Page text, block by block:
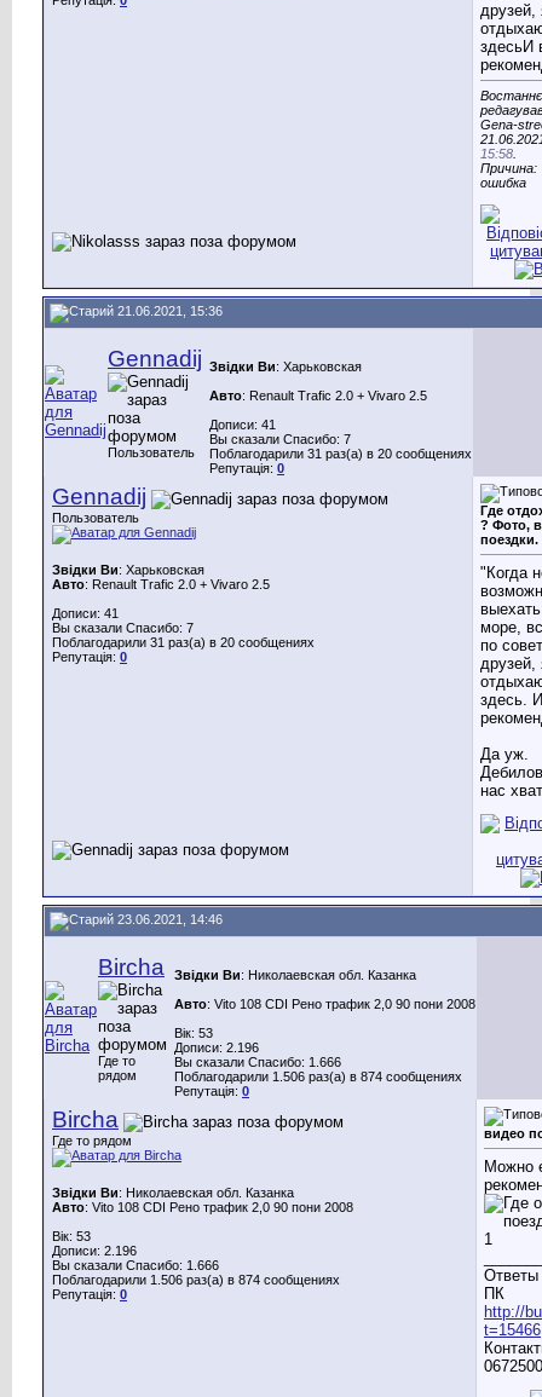
друзей,
здесьИ
Востаннє
Gena-
15:58
Причина:
ошибка
21.06.2021, 15:36
Gennadij
Пользователь
Звідки Ви: Харьковская
Авто: Renault Trafic 2.0 + Vivaro 2.5
Дописи: 41
Вы сказали Спасибо: 7
Поблагодарили 31 раз(а) в 20 сообщениях
Репутація: 0
Gennadij
Пользователь
Звідки Ви: Харьковская
Авто: Renault Trafic 2.0 + Vivaro 2.5
Дописи: 41
Вы сказали Спасибо: 7
Поблагодарили 31 раз(а) в 20 сообщениях
Репутація: 0
Где
? Фото,
поездки.
"Когда
море,
по
друзей,
здесь.
Да уж.
нас
23.06.2021, 14:46
Bircha
Где то
рядом
Звідки Ви: Николаевская обл. Казанка
Авто: Vito 108 CDI Рено трафик 2,0 90 пони 2008
Вік: 53
Дописи: 2.196
Вы сказали Спасибо: 1.666
Поблагодарили 1.506 раз(а) в 874 сообщениях
Репутація: 0
Bircha
Где то рядом
Звідки Ви: Николаевская обл. Казанка
Авто: Vito 108 CDI Рено трафик 2,0 90 пони 2008
Вік: 53
Дописи: 2.196
Вы сказали Спасибо: 1.666
Поблагодарили 1.506 раз(а) в 874 сообщениях
Репутація: 0
видео
Можно
Ответы
ПК
http://
t=15466